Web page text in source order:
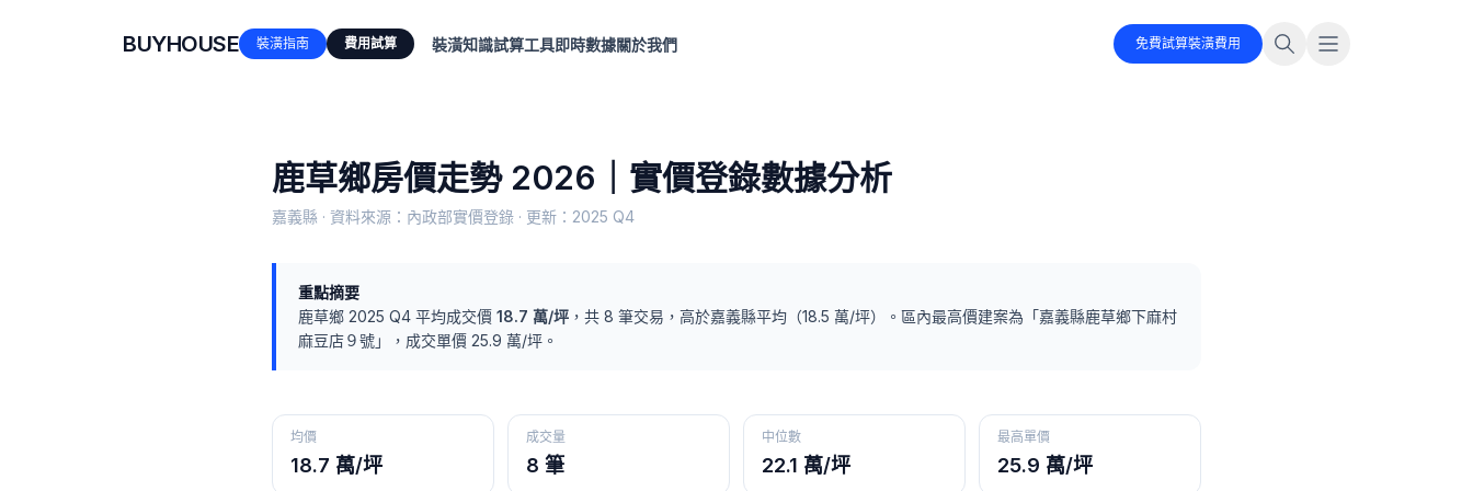
BUYHOUSE 裝潢指南 費用試算 裝潢知識試算工具即時數據關於我們 免費試算裝潢費用
鹿草鄉房價走勢 2026｜實價登錄數據分析
嘉義縣 · 資料來源：內政部實價登錄 · 更新： 2025 Q4
重點摘要
鹿草鄉 2025 Q4 平均成交價 18.7 萬/坪 ，共 8 筆交易 ， 高於嘉義縣平均（18.5 萬/坪） 。 區內最高價建案為「嘉義縣鹿草鄉下麻村
麻豆店９號」，成交單價 25.9 萬/坪。
均價
18.7 萬/坪
成交量
8 筆
中位數
22.1 萬/坪
最高單價
25.9 萬/坪